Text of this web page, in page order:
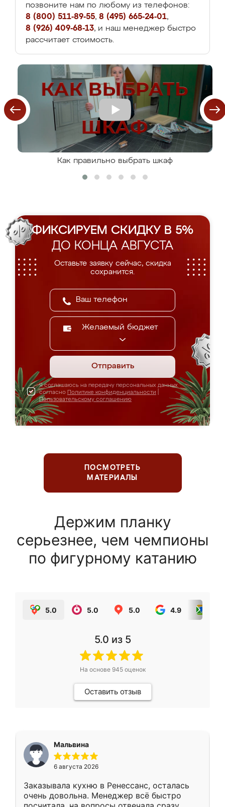
позвоните нам по любому из телефонов:
8 (800) 511-89-55, 8 (495) 665-24-01,
8 (926) 409-68-13, и наш менеджер быстро
рассчитает стоимость.
Как правильно выбрать шкаф
ФИКСИРУЕМ СКИДКУ В 5%
ДО КОНЦА АВГУСТА
Оставьте заявку сейчас, скидка
сохранится.
Желаемый бюджет
Отправить
Я соглашаюсь на передачу персональных данных
согласно Политике конфиденциальности
Пользовательскому соглашению
ПОСМОТРЕТЬ
МАТЕРИАЛЫ
Держим планку
серьезнее, чем чемпионы
по фигурному катанию
5.0 5.0 5.0 4.9
5.0 из 5
На основе 945оценок
Оставить отзыв
Мальвина
6 августа 2026
Заказывала кухню в Ренессанс, осталась
очень довольна. Менеджер всё быстро